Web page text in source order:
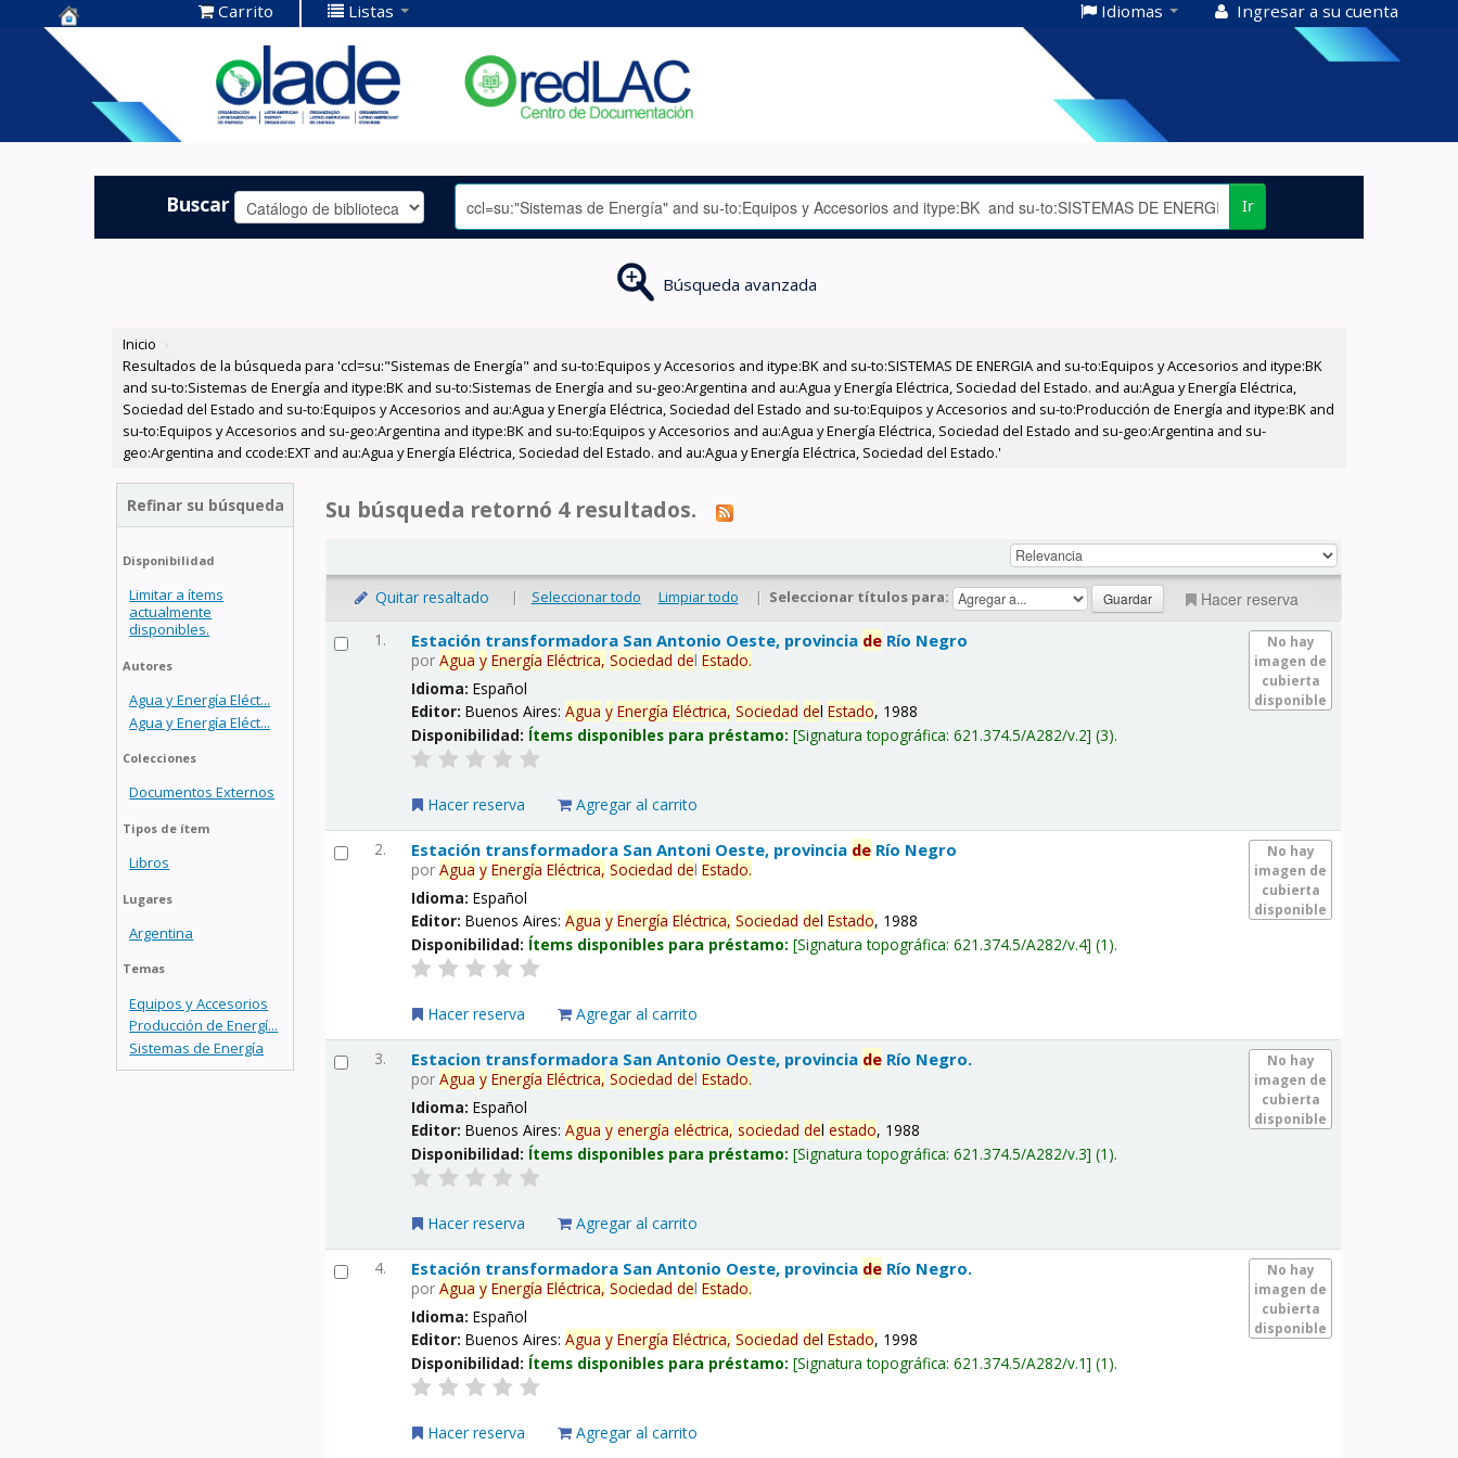
Centro de
Documentación
OLADE -
Carrito Listas Idiomas Ingresar a su cuenta
Buscar Ir
Búsqueda avanzada
Inicio ›
Resultados de la búsqueda para 'ccl=su:"Sistemas de Energía" and su-to:Equipos y Accesorios and itype:BK and su-to:SISTEMAS DE ENERGIA and su-to:Equipos y Accesorios and itype:BK
and su-to:Sistemas de Energía and itype:BK and su-to:Sistemas de Energía and su-geo:Argentina and au:Agua y Energía Eléctrica, Sociedad del Estado. and au:Agua y Energía Eléctrica,
Sociedad del Estado and su-to:Equipos y Accesorios and au:Agua y Energía Eléctrica, Sociedad del Estado and su-to:Equipos y Accesorios and su-to:Producción de Energía and itype:BK and
su-to:Equipos y Accesorios and su-geo:Argentina and itype:BK and su-to:Equipos y Accesorios and au:Agua y Energía Eléctrica, Sociedad del Estado and su-geo:Argentina and su-
geo:Argentina and ccode:EXT and au:Agua y Energía Eléctrica, Sociedad del Estado. and au:Agua y Energía Eléctrica, Sociedad del Estado.'
Refinar su búsqueda
Disponibilidad
Limitar a ítems
actualmente
disponibles.
Autores
Agua y Energía Eléct...
Agua y Energía Eléct...
Colecciones
Documentos Externos
Tipos de ítem
Libros
Lugares
Argentina
Temas
Equipos y Accesorios
Producción de Energí...
Sistemas de Energía
Su búsqueda retornó 4 resultados.
Quitar resaltado | Seleccionar todo Limpiar todo | Seleccionar títulos para: Hacer reserva
1.
No hay
imagen de
cubierta
disponible
Estación transformadora San Antonio Oeste, provincia de Río Negro
porAgua y Energía Eléctrica, Sociedad delEstado.
Idioma:Español
Editor:Buenos Aires:Agua y Energía Eléctrica, Sociedad delEstado, 1988
Disponibilidad: Ítems disponibles para préstamo: Signatura topográfica:621.374.5/A282/v.2 (3).
Hacer reserva Agregar al carrito
2.
No hay
imagen de
cubierta
disponible
Estación transformadora San Antoni Oeste, provincia de Río Negro
porAgua y Energía Eléctrica, Sociedad delEstado.
Idioma:Español
Editor:Buenos Aires:Agua y Energía Eléctrica, Sociedad delEstado, 1988
Disponibilidad: Ítems disponibles para préstamo: Signatura topográfica:621.374.5/A282/v.4 (1).
Hacer reserva Agregar al carrito
3.
No hay
imagen de
cubierta
disponible
Estacion transformadora San Antonio Oeste, provincia de Río Negro.
porAgua y Energía Eléctrica, Sociedad delEstado.
Idioma:Español
Editor:Buenos Aires:Agua y energía eléctrica, sociedad delestado, 1988
Disponibilidad: Ítems disponibles para préstamo: Signatura topográfica:621.374.5/A282/v.3 (1).
Hacer reserva Agregar al carrito
4.
No hay
imagen de
cubierta
disponible
Estación transformadora San Antonio Oeste, provincia de Río Negro.
porAgua y Energía Eléctrica, Sociedad delEstado.
Idioma:Español
Editor:Buenos Aires:Agua y Energía Eléctrica, Sociedad delEstado, 1998
Disponibilidad: Ítems disponibles para préstamo: Signatura topográfica:621.374.5/A282/v.1 (1).
Hacer reserva Agregar al carrito